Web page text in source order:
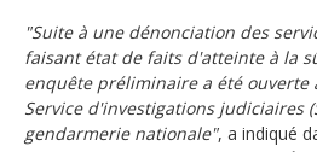
"Suite à une dénonciation des
faisant état de faits d'atteinte à la
enquête préliminaire a été ouverte
Service d'investigations judiciaires
gendarmerie nationale", a indiqué